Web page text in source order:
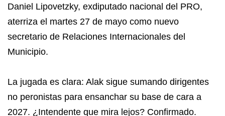
Daniel Lipovetzky, exdiputado nacional del PRO,
aterriza el martes 27 de mayo como nuevo
secretario de Relaciones Internacionales del
Municipio.
La jugada es clara: Alak sigue sumando dirigentes
no peronistas para ensanchar su base de cara a
2027. ¿Intendente que mira lejos? Confirmado.